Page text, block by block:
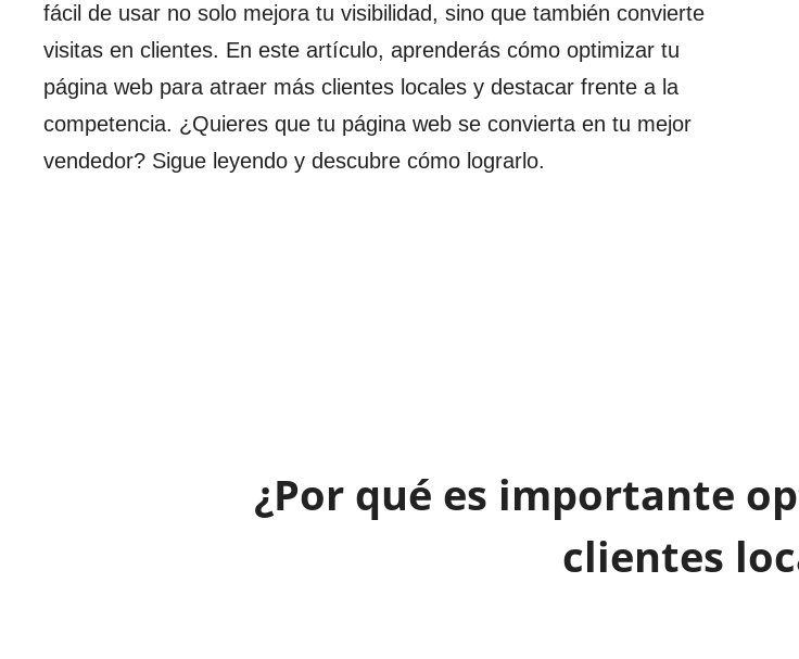
fácil de usar no solo mejora tu visibilidad, sino que también convierte
visitas en clientes. En este artículo, aprenderás cómo optimizar tu
página web para atraer más clientes locales y destacar frente a la
competencia. ¿Quieres que tu página web se convierta en tu mejor
vendedor? Sigue leyendo y descubre cómo lograrlo.
¿Por qué es importante
clientes